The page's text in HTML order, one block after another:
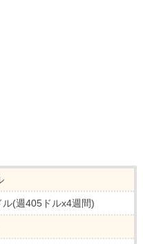
ル(週405ドルx4週間)